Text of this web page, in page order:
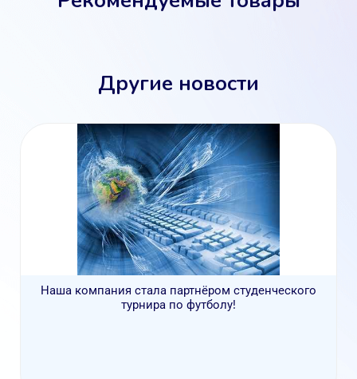
Другие новости
Наша компания стала партнёром студенческого
турнира по футболу!